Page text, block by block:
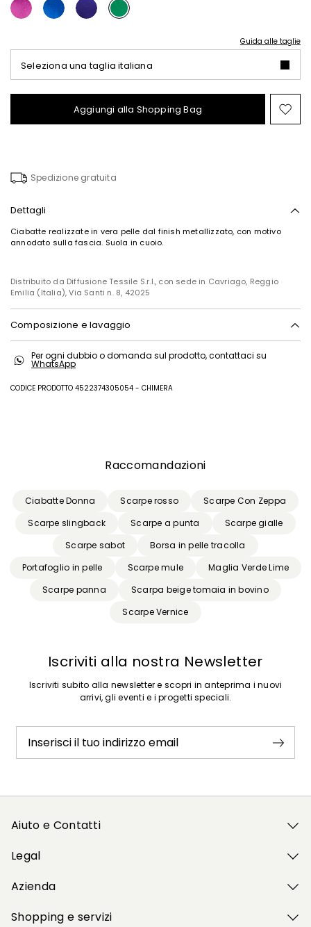
Guida alle taglie
Seleziona una taglia italiana
Aggiungi alla Shopping Bag
Spedizione gratuita
Dettagli
Ciabatte realizzate in vera pelle dal finish metallizzato, con motivo
annodato sulla fascia. Suola in cuoio.
Distribuito da Diffusione Tessile S.r.l., con sede in Cavriago, Reggio
Emilia (Italia), Via Santi n. 8, 42025
Composizione e lavaggio
stirare; non lavare a secco; non lavare ad umido professionale.
Per ogni dubbio o domanda sul prodotto, contattaci su
WhatsApp
CODICE PRODOTTO 4522374305054 - CHIMERA
Raccomandazioni
Ciabatte Donna Scarpe rosso
Scarpe Con Zeppa
Scarpe slingback
Scarpe a punta
Scarpe gialle
Scarpe sabot
Borsa in pelle tracolla
Portafoglio in pelle
Scarpe mule
Maglia Verde Lime
Scarpe panna
Scarpa beige tomaia in bovino
Scarpe Vernice
Iscriviti alla nostra Newsletter
Iscriviti subito alla newsletter e scopri in anteprima i nuovi
arrivi, gli eventi e i progetti speciali.
Inserisci il tuo indirizzo email
Aiuto e Contatti
Legal
Azienda
Shopping e servizi